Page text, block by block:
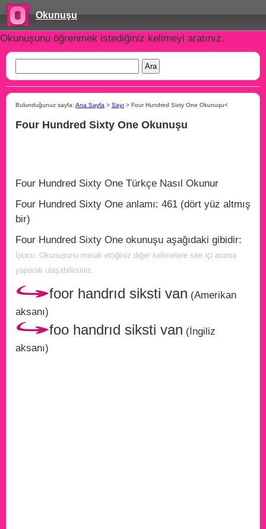
Okunuşu
Okunuşunu öğrenmek istediğiniz kelimeyi aratınız.
Bulunduğunuz sayfa: Ana Sayfa > Sayı > Four Hundred Sixty One Okunuşu<
Four Hundred Sixty One Okunuşu
Four Hundred Sixty One Türkçe Nasıl Okunur
Four Hundred Sixty One anlamı: 461 (dört yüz altmış
bir)
Four Hundred Sixty One okunuşu aşağıdaki gibidir:
İpucu: Okunuşunu merak ettiğiniz diğer kelimelere site içi arama
yaparak ulaşabilirsiniz.
foor handrıd siksti van (Amerikan
aksanı)
foo handrıd siksti van (İngiliz
aksanı)